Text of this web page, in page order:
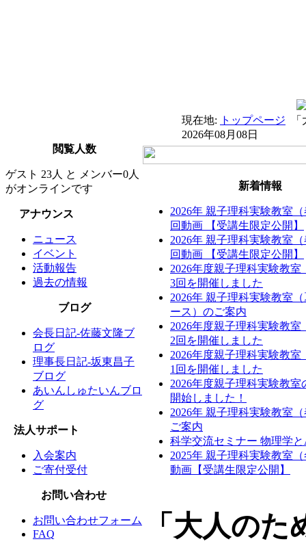
現在地: トップページ
2026年08月08日
閲覧人数
ゲスト 23人 と メンバー0人
がオンラインです
アナウンス
ニュース
イベント
活動報告
過去の情報
ブログ
会長日記-佐藤文隆ブ
ログ
理事長日記-坂東昌子
ブログ
あいんしゅたいんブロ
グ
法人サポート
入会案内
ご寄付受付
お問い合わせ
お問い合わせフォーム
FAQ
新着情報
2026年 親子理科実験教室
回動画 【受講生限定公開】
2026年 親子理科実験教室
回動画 【受講生限定公開】
2026年度親子理科実験教室
3回を開催しました
2026年 親子理科実験教室
ース）のご案内
2026年度親子理科実験教室
2回を開催しました
2026年度親子理科実験教室
1回を開催しました
2026年度親子理科実験教室
開始しました！
2026年 親子理科実験教室
ご案内
科学交流セミナー 物理学
2025年 親子理科実験教室
動画【受講生限定公開】
「大人の